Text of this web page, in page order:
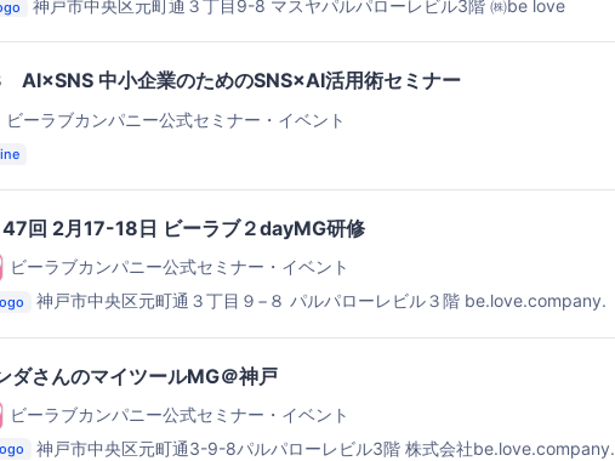
神戸市中央区元町通３丁目9-8 マスヤパルパローレビル3階 ㈱be love
AI×SNS 中小企業のためのSNS×AI活用術セミナー
ビーラブカンパニー公式セミナー・イベント
回 2月17-18日 ビーラブ２dayMG研修
ビーラブカンパニー公式セミナー・イベント
神戸市中央区元町通３丁目９−８ パルパローレビル３階 be.love.company.
ダさんのマイツールMG＠神戸
ビーラブカンパニー公式セミナー・イベント
神戸市中央区元町通3-9-8パルパローレビル3階 株式会社be.love.company.